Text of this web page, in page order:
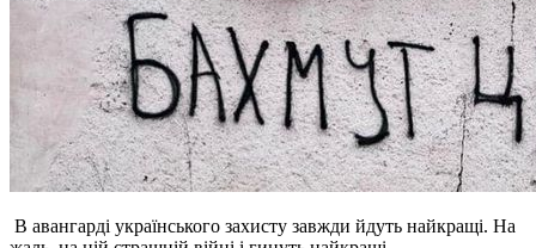
В авангарді українського захисту завжди йдуть найкращі. На